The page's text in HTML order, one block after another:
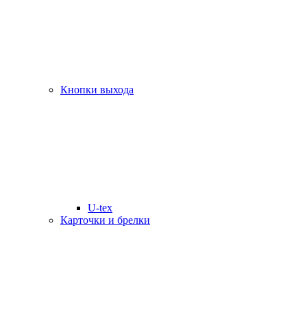
Кнопки выхода
U-tex
Карточки и брелки